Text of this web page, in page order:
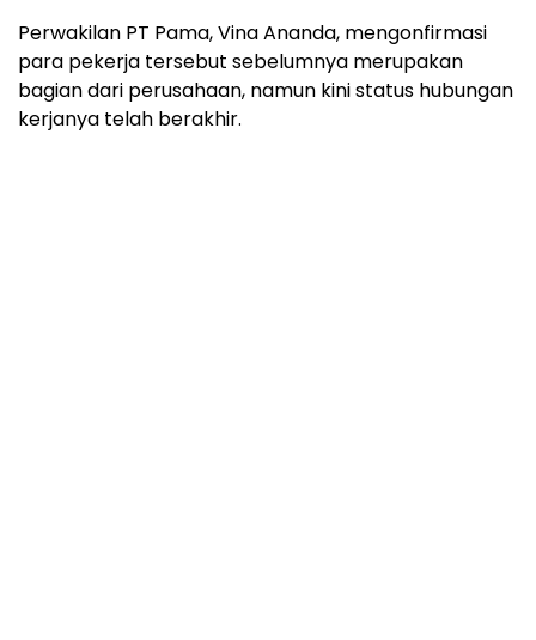
Perwakilan PT Pama, Vina Ananda, mengonfirmasi
para pekerja tersebut sebelumnya merupakan
bagian dari perusahaan, namun kini status hubungan
kerjanya telah berakhir.